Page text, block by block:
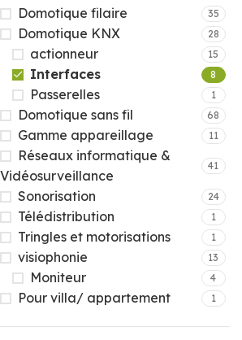
Domotique filaire 35
Domotique KNX 28
actionneur 15
Interfaces 8
Passerelles 1
Domotique sans fil 68
Gamme appareillage 11
Réseaux informatique &
Vidéosurveillance
41
Sonorisation 24
Télédistribution 1
Tringles et motorisations 1
visiophonie 13
Moniteur 4
Pour villa/ appartement 1